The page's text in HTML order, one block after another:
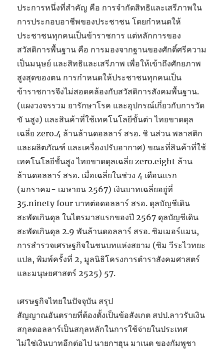
ประการหนึ่งที่สำคัญ คือ การจำกัดสิทธิและเสรีภาพใน
การประกอบอาชีพของประชาชน โดยกำหนดให้
ประชาชนทุกคนเป็นข้าราชการ แต่หลักการของ
สวัสดิการพื้นฐาน คือ การมองจากฐานของศักดิ์ศรีความ
เป็นมนุษย์ และสิทธิและเสรีภาพ เพื่อให้เข้าถึงศักยภาพ
สูงสุดของตน การกำหนดให้ประชาชนทุกคนเป็น
ข้าราชการจึงไม่สอดคล้องกับสวัสดิการสังคมพื้นฐาน.
(แผงวงจรรวม ยารักษาโรค และอุปกรณ์เกี่ยวกับการวัด
ขั นสูง) และสินค้าที่ใช้เทคโนโลยีขั้นต่า ไทยขาดดุล
เฉลี่ย zero.4 ล้านล้านดอลลาร์ สรอ. ชิ นส่วน พลาสติก
และผลิตภัณฑ์ และเครื่องปรับอากาศ) ขณะที่สินค้าที่ใช้
เทคโนโลยีขั้นสูง ไทยขาดดุลเฉลี่ย zero.eight ล้าน
ล้านดอลลาร์ สรอ. เมื่อเฉลี่ยในช่วง 4 เดือนแรก
(มกราคม- เมษายน 2567) เงินบาทเฉลี่ยอยู่ที่
35.ninety four บาทต่อดอลลาร์ สรอ. ดุลบัญชีเดิน
สะพัดเกินดุล ในไตรมาสแรกของปี 2567 ดุลบัญชีเดิน
สะพัดเกินดุล 2.9 พันล้านดอลลาร์ สรอ. ซิมเมอร์แมน,
การสำรวจเศรษฐกิจในชนบทแห่งสยาม (ซิม วีระไวทยะ
แปล, พิมพ์ครั้งที่ 2, มูลนิธิโครงการตำราสังคมศาสตร์
และมนุษยศาสตร์ 2525) 57.
เศรษฐกิจไทยในปัจจุบัน สรุป
สัญญาณอันตรายที่ต้องตั้งเป็นข้อสังเกต สปป.ลาวรับเงิน
สกุลดอลลาร์เป็นสกุลหลักในการใช้จ่ายในประเทศ
ไม่ใช่เงินบาทอีกต่อไป นายกฯฮุน มาเนต ของกัมพูชา